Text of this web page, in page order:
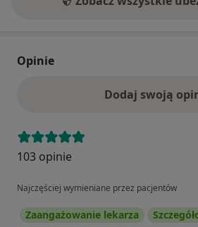
Opinie
Dodaj swoją
103 opinie
Najczęściej wymieniane przez pacjentów
Zaangażowanie lekarza